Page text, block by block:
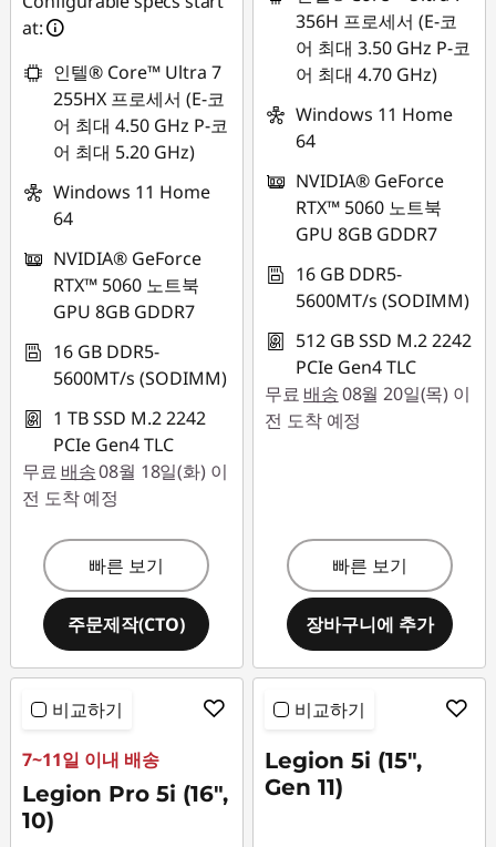
at:
인텔® Core™ Ultra 7
255HX 프로세서 (E-코
어 최대 4.50 GHz P-코
어 최대 5.20 GHz)
Windows 11 Home
64
NVIDIA® GeForce
RTX™ 5060 노트북
GPU 8GB GDDR7
16 GB DDR5-
5600MT/s (SODIMM)
1 TB SSD M.2 2242
PCIe Gen4 TLC
무료 배송08월 18일(화) 이
전 도착 예정
빠른 보기
주문제작(CTO)
356H 프로세서 (E-코
어 최대 3.50 GHz P-코
어 최대 4.70 GHz)
Windows 11 Home
64
NVIDIA® GeForce
RTX™ 5060 노트북
GPU 8GB GDDR7
16 GB DDR5-
5600MT/s (SODIMM)
512 GB SSD M.2 2242
PCIe Gen4 TLC
무료 배송08월 20일(목) 이
전 도착 예정
빠른 보기
장바구니에 추가
비교하기
7~11일 이내 배송
Legion Pro 5i (16",
10)
비교하기
Legion 5i (15",
Gen 11)